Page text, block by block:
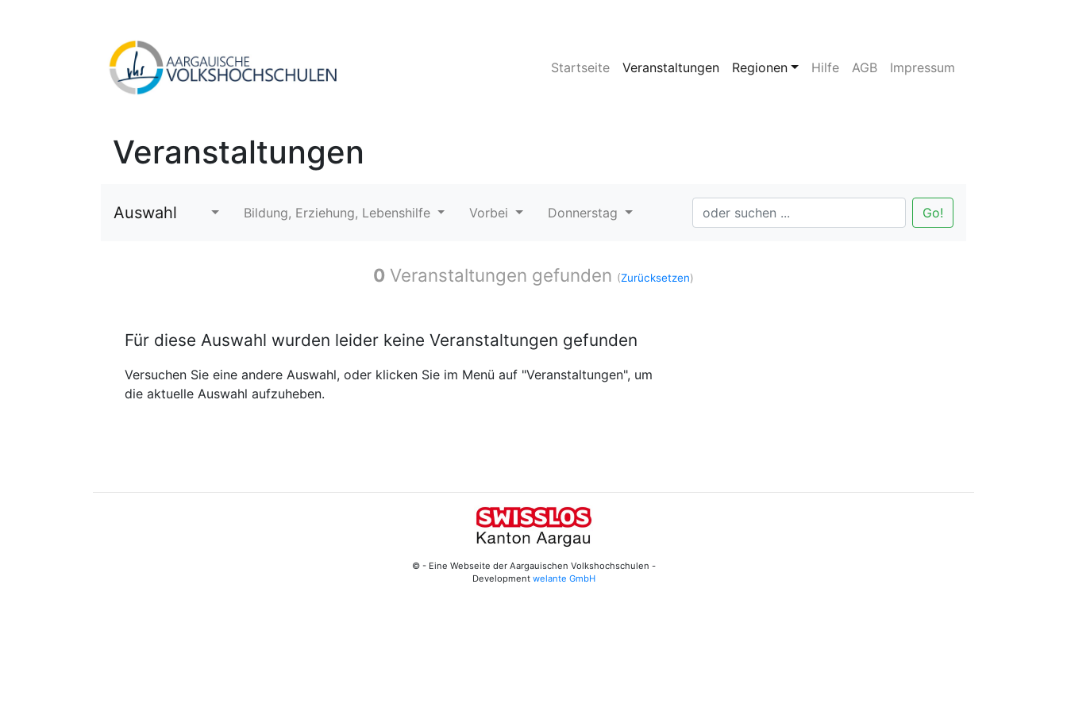
Startseite Veranstaltungen Regionen Hilfe AGB Impressum
Veranstaltungen
Auswahl Bildung, Erziehung, Lebenshilfe Vorbei Donnerstag Go!
0 Veranstaltungen gefunden (Zurücksetzen)
Für diese Auswahl wurden leider keine Veranstaltungen gefunden
Versuchen Sie eine andere Auswahl, oder klicken Sie im Menü auf "Veranstaltungen", um
die aktuelle Auswahl aufzuheben.
© - Eine Webseite der Aargauischen Volkshochschulen -
Development welante GmbH